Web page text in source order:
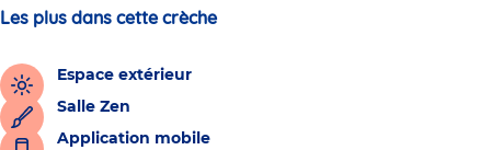
Les plus dans cette crèche
Espace extérieur
Salle Zen
Application mobile